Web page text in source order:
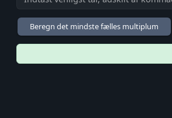
Beregn det mindste fælles multiplum